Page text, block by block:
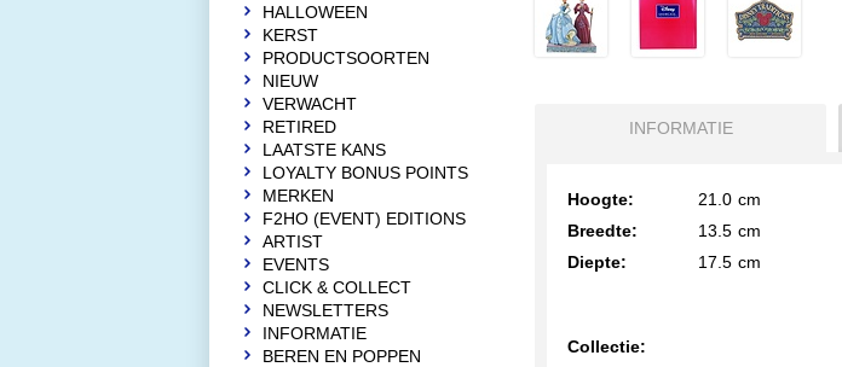
INFORMATIE
Hoogte: 21.0 cm
Breedte:
13.5 cm
Diepte:
17.5 cm
Collectie:
HALLOWEEN
KERST
PRODUCTSOORTEN
NIEUW
VERWACHT
RETIRED
LAATSTE KANS
LOYALTY BONUS POINTS
MERKEN
F2HO (EVENT) EDITIONS
ARTIST
EVENTS
CLICK & COLLECT
NEWSLETTERS
INFORMATIE
BEREN EN POPPEN